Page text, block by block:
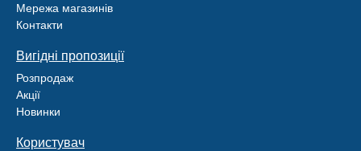
Мережа магазинів
Контакти
Вигідні пропозиції
Розпродаж
Акції
Новинки
Користувач